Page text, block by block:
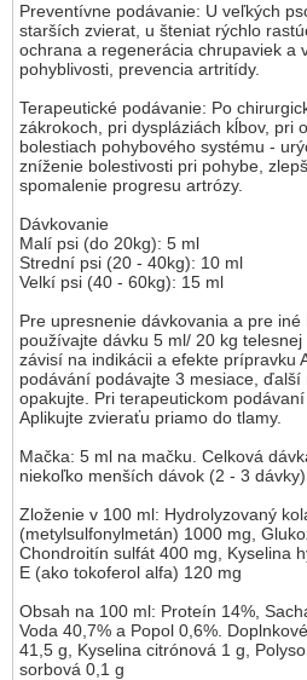
Preventívne podávanie: U veľkých
starších zvierat, u šteniat rýchlo
ochrana a regenerácia chrupaviek a
pohyblivosti, prevencia artritídy.
Terapeutické podávanie: Po
zákrokoch, pri dyspláziách kĺbov, pri
bolestiach pohybového systému -
zníženie bolestivosti pri pohybe,
spomalenie progresu artrózy.
Dávkovanie
Malí psi (do 20kg): 5 ml
Strední psi (20 - 40kg): 10 ml
Velkí psi (40 - 60kg): 15 ml
Pre upresnenie dávkovania a pre
používajte dávku 5 ml/ 20 kg
závisí na indikácii a efekte prípravku
podávání podávajte 3 mesiace, ďalší
opakujte. Pri terapeutickom
Aplikujte zvieraťu priamo do tlamy.
Mačka: 5 ml na mačku. Celková
niekoľko menších dávok (2 - 3
Zloženie v 100 ml: Hydrolyzovaný
(metylsulfonylmetán) 1000 mg,
Chondroitín sulfát 400 mg, Kyselina
E (ako tokoferol alfa) 120 mg
Obsah na 100 ml: Proteín 14%,
Voda 40,7% a Popol 0,6%.
41,5 g, Kyselina citrónová 1 g,
sorbová 0,1 g